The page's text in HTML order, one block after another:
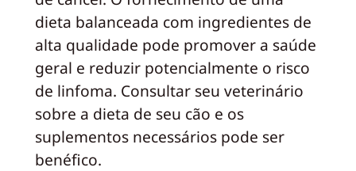
dieta balanceada com ingredientes de
alta qualidade pode promover a saúde
geral e reduzir potencialmente o risco
de linfoma. Consultar seu veterinário
sobre a dieta de seu cão e os
suplementos necessários pode ser
benéfico.